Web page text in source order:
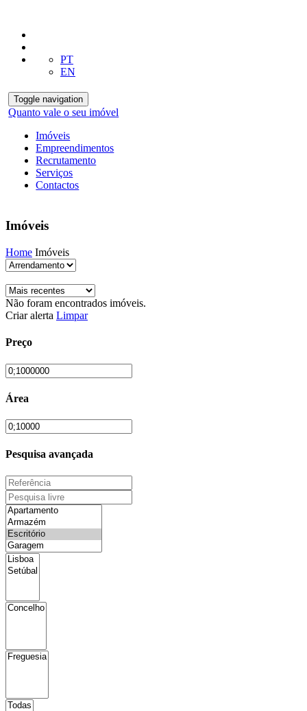
PT
EN
Toggle navigation
Quanto vale o seu imóvel
Imóveis
Empreendimentos
Recrutamento
Serviços
Contactos
Imóveis
Home Imóveis
Não foram encontrados imóveis.
Criar alerta Limpar
Preço
Área
Pesquisa avançada